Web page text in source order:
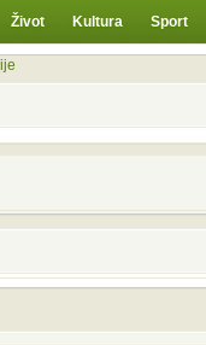
Život Kultura Sport